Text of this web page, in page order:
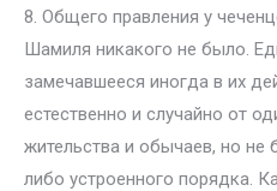
8. Общего правления у
Шамиля никакого не было.
замечавшееся иногда в их
естественно и случайно от
жительства и обычаев, но не
либо устроенного порядка.